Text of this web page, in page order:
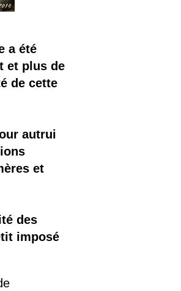
a été
et plus de
de cette
autrui
et
des
imposé